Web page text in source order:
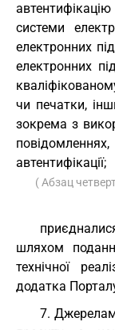
системи
електронних
електронних
чи печатки,
зокрема з
автентифікації;
( Абзац
шляхом
технічної
додатка
7.